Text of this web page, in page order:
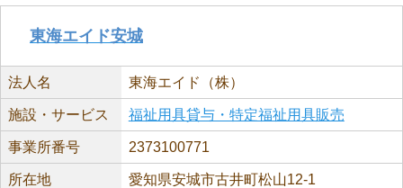
東海エイド安城
法人名 東海エイド（株）
施設・サービス 福祉用具貸与・特定福祉用具販売
事業所番号 2373100771
所在地 愛知県安城市古井町松山12-1